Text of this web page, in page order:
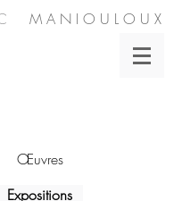
C M A N I O U L O U X
Œuvres
Expositions